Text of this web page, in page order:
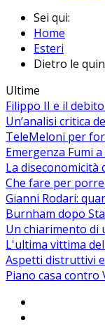
Sei qui:
Home
Esteri
Dietro le
Ultime
Filippo II e il
Un’analisi critica
TeleMeloni per
Emergenza Fumi
La diseconomicità
Che fare per
Gianni Rodari:
Burnham dopo
Un chiarimento di
L'ultima vittima
Aspetti distruttivi
Piano casa contro